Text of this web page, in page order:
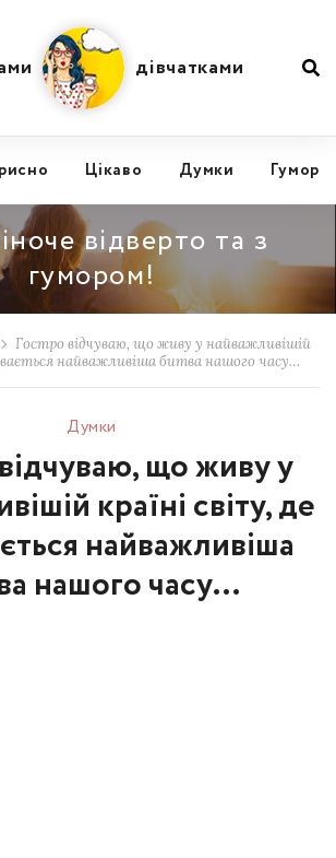
Цікаво Думки Гумор
дівчатками
відверто та з
гумором!
Гостро відчуваю, що живу у найважливішій
найважливіша битва нашого часу…
Думки
що живу у
країні світу, де
найважливіша
нашого часу…